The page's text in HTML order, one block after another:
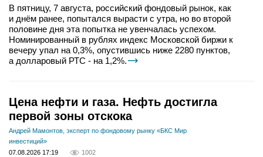
В пятницу, 7 августа, российский фондовый рынок, как
и днём ранее, попытался вырасти с утра, но во второй
половине дня эта попытка не увенчалась успехом.
Номинированный в рублях индекс Московской биржи к
вечеру упал на 0,3%, опустившись ниже 2280 пунктов,
а долларовый РТС - на 1,2%.
Цена нефти и газа. Нефть достигла
первой зоны отскока
Андрей Мамонтов, эксперт по фондовому рынку «БКС Мир
инвестиций»
07.08.2026 17:19
1002